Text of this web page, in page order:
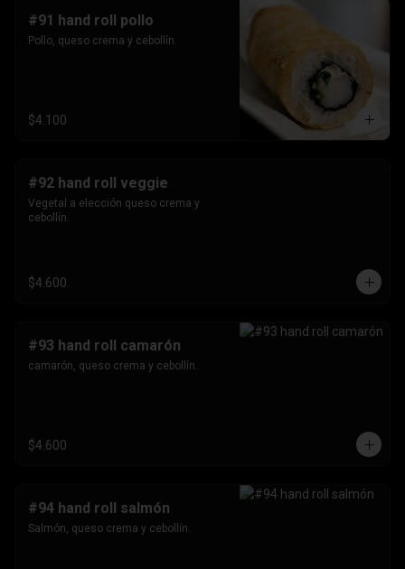
#91 hand roll pollo
Pollo, queso crema y cebollín.
$4.100
#92 hand roll veggie
Vegetal a elección queso crema y
cebollín.
$4.600
#93 hand roll camarón
camarón, queso crema y cebollín.
$4.600
#94 hand roll salmón
Salmón, queso crema y cebollín.